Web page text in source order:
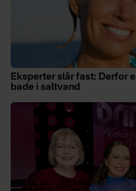
Eksperter slår fast: Derfor
bade i saltvand